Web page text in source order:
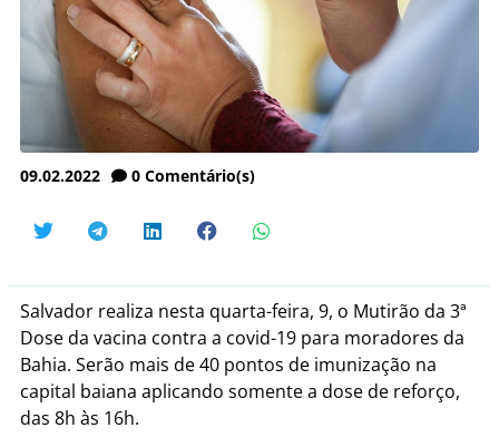
09.02.2022 0 Comentário(s)
Salvador realiza nesta quarta-feira, 9, o Mutirão da 3ª
Dose da vacina contra a covid-19 para moradores da
Bahia. Serão mais de 40 pontos de imunização na
capital baiana aplicando somente a dose de reforço,
das 8h às 16h.